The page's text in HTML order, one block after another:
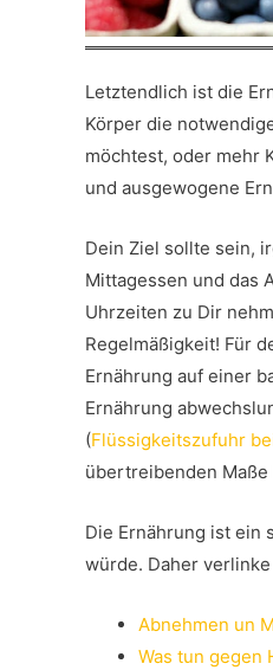
Letztendlich ist die
Körper die
möchtest, oder mehr
und ausgewogene
Dein Ziel sollte sein,
Mittagessen und das
Uhrzeiten zu Dir
Regelmäßigkeit! Für
Ernährung auf einer
Ernährung
(Flüssigkeitszufuhr
übertreibenden
Die Ernährung ist ein
würde. Daher
Abnehmen un
Was tun gegen